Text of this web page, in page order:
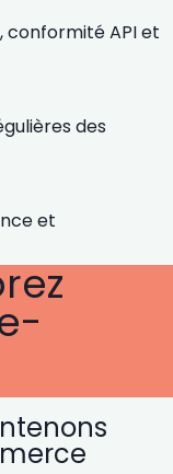
conformité API et
des
et